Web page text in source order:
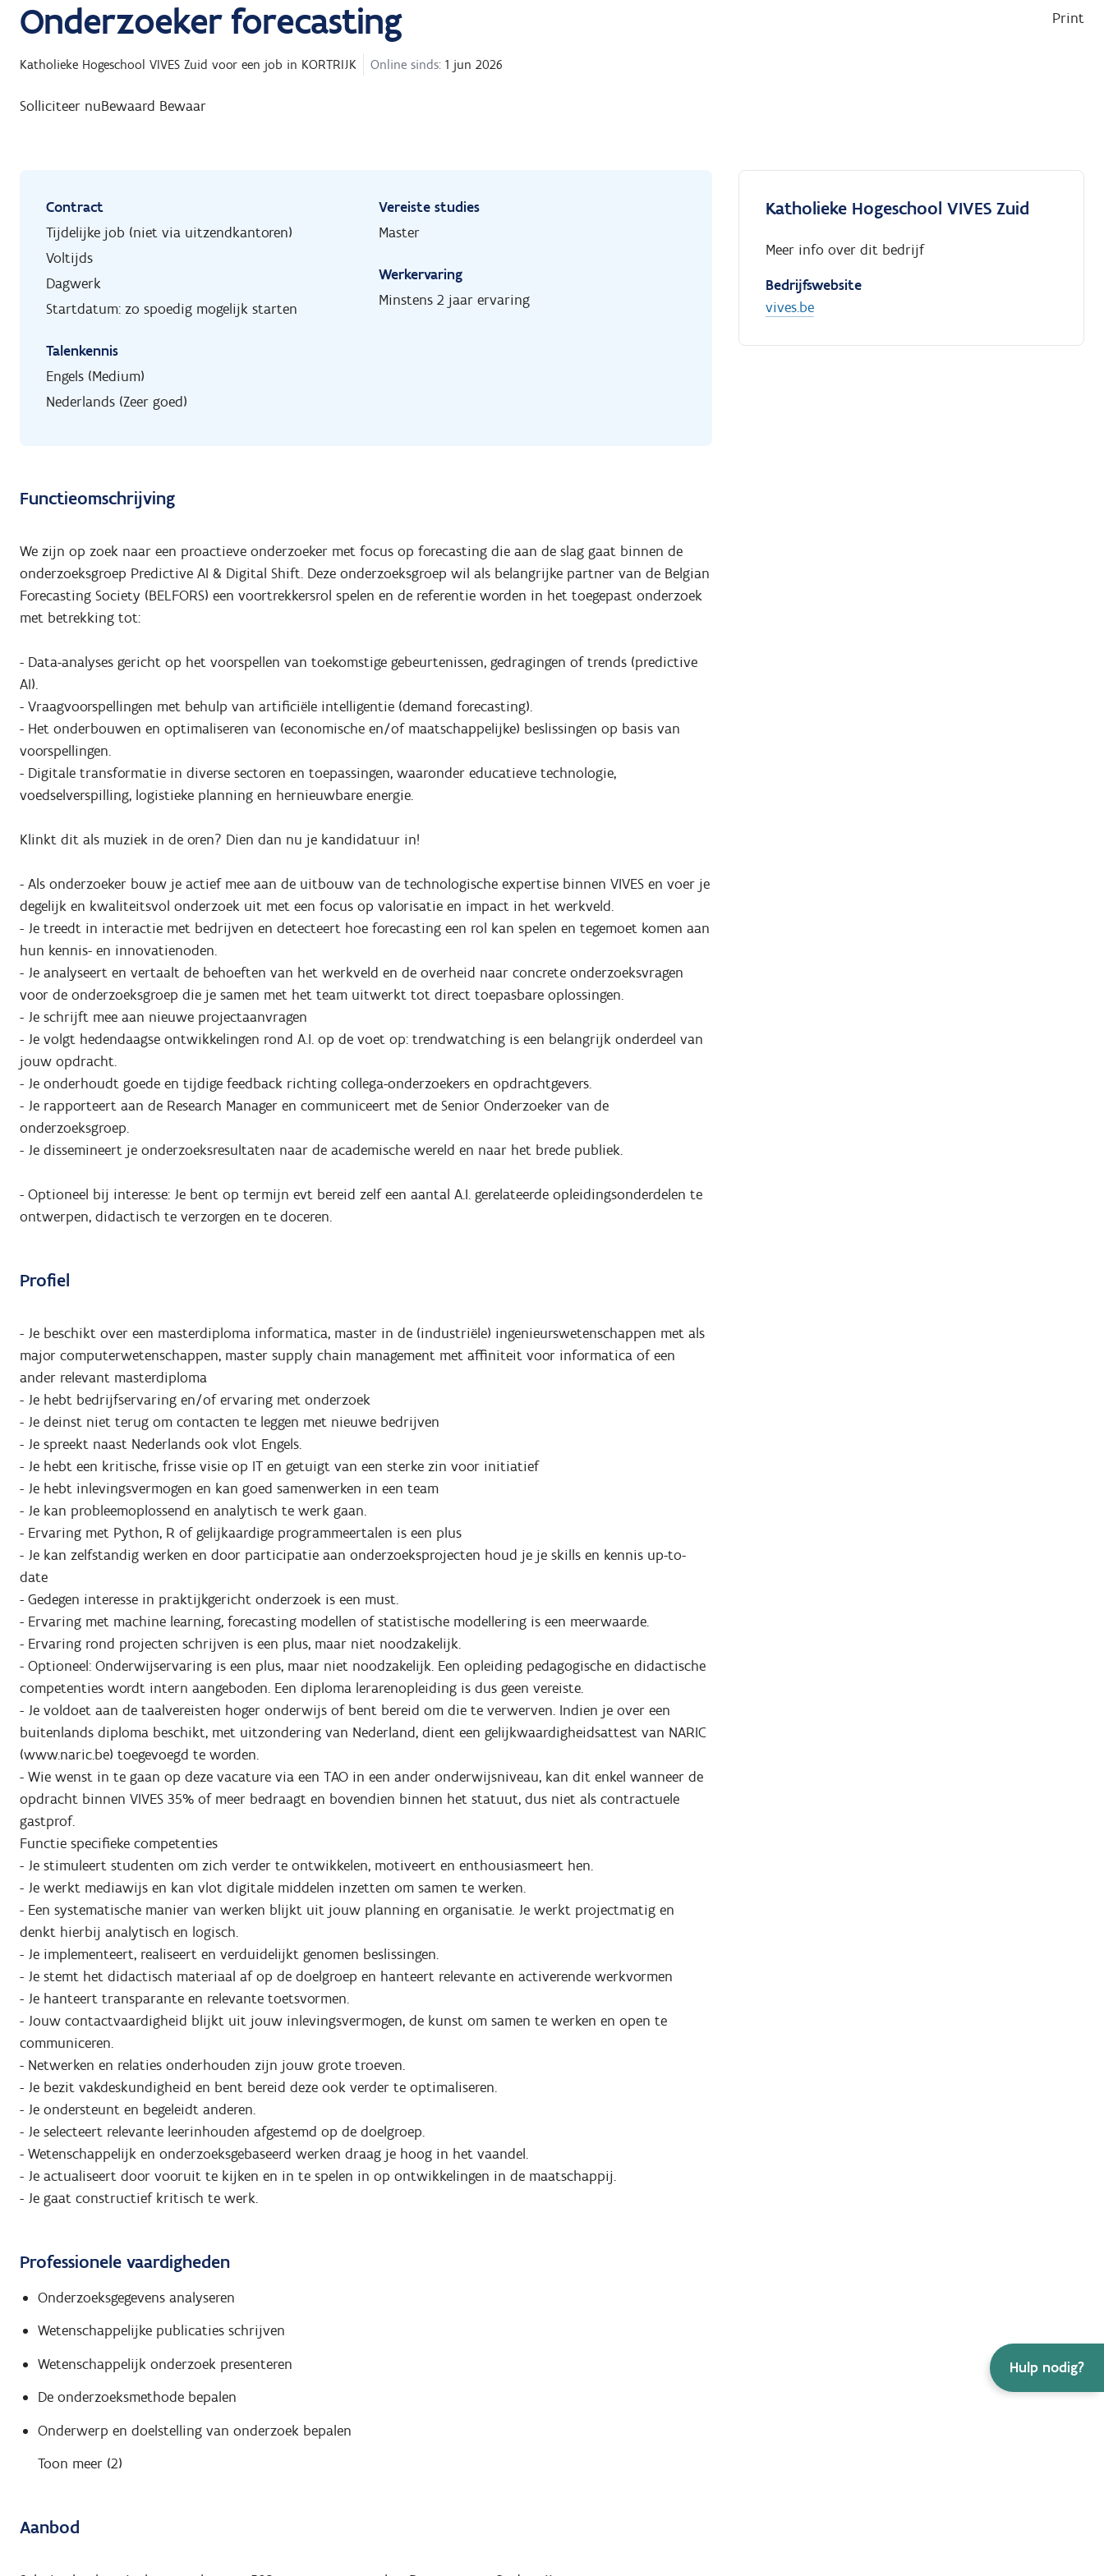
Hulp nodig?
Onderzoeker forecasting Print
Katholieke Hogeschool VIVES Zuid voor een job in KORTRIJK Online sinds: 1 jun 2026
Solliciteer nuBewaard Bewaar
Contract
Tijdelijke job (niet via uitzendkantoren)
Voltijds
Dagwerk
Startdatum: zo spoedig mogelijk starten
Talenkennis
Engels (Medium)
Nederlands (Zeer goed)
Vereiste studies
Master
Werkervaring
Minstens 2 jaar ervaring
Functieomschrijving
We zijn op zoek naar een proactieve onderzoeker met focus op forecasting die aan de slag gaat binnen de
onderzoeksgroep Predictive AI & Digital Shift. Deze onderzoeksgroep wil als belangrijke partner van de Belgian
Forecasting Society (BELFORS) een voortrekkersrol spelen en de referentie worden in het toegepast onderzoek
met betrekking tot:
- Data-analyses gericht op het voorspellen van toekomstige gebeurtenissen, gedragingen of trends (predictive
AI).
- Vraagvoorspellingen met behulp van artificiële intelligentie (demand forecasting).
- Het onderbouwen en optimaliseren van (economische en/of maatschappelijke) beslissingen op basis van
voorspellingen.
- Digitale transformatie in diverse sectoren en toepassingen, waaronder educatieve technologie,
voedselverspilling, logistieke planning en hernieuwbare energie.
Klinkt dit als muziek in de oren? Dien dan nu je kandidatuur in!
- Als onderzoeker bouw je actief mee aan de uitbouw van de technologische expertise binnen VIVES en voer je
degelijk en kwaliteitsvol onderzoek uit met een focus op valorisatie en impact in het werkveld.
- Je treedt in interactie met bedrijven en detecteert hoe forecasting een rol kan spelen en tegemoet komen aan
hun kennis- en innovatienoden.
- Je analyseert en vertaalt de behoeften van het werkveld en de overheid naar concrete onderzoeksvragen
voor de onderzoeksgroep die je samen met het team uitwerkt tot direct toepasbare oplossingen.
- Je schrijft mee aan nieuwe projectaanvragen
- Je volgt hedendaagse ontwikkelingen rond A.I. op de voet op: trendwatching is een belangrijk onderdeel van
jouw opdracht.
- Je onderhoudt goede en tijdige feedback richting collega-onderzoekers en opdrachtgevers.
- Je rapporteert aan de Research Manager en communiceert met de Senior Onderzoeker van de
onderzoeksgroep.
- Je dissemineert je onderzoeksresultaten naar de academische wereld en naar het brede publiek.
- Optioneel bij interesse: Je bent op termijn evt bereid zelf een aantal A.I. gerelateerde opleidingsonderdelen te
ontwerpen, didactisch te verzorgen en te doceren.
Profiel
- Je beschikt over een masterdiploma informatica, master in de (industriële) ingenieurswetenschappen met als
major computerwetenschappen, master supply chain management met affiniteit voor informatica of een
ander relevant masterdiploma
- Je hebt bedrijfservaring en/of ervaring met onderzoek
- Je deinst niet terug om contacten te leggen met nieuwe bedrijven
- Je spreekt naast Nederlands ook vlot Engels.
- Je hebt een kritische, frisse visie op IT en getuigt van een sterke zin voor initiatief
- Je hebt inlevingsvermogen en kan goed samenwerken in een team
- Je kan probleemoplossend en analytisch te werk gaan.
- Ervaring met Python, R of gelijkaardige programmeertalen is een plus
- Je kan zelfstandig werken en door participatie aan onderzoeksprojecten houd je je skills en kennis up-to-
date
- Gedegen interesse in praktijkgericht onderzoek is een must.
- Ervaring met machine learning, forecasting modellen of statistische modellering is een meerwaarde.
- Ervaring rond projecten schrijven is een plus, maar niet noodzakelijk.
- Optioneel: Onderwijservaring is een plus, maar niet noodzakelijk. Een opleiding pedagogische en didactische
competenties wordt intern aangeboden. Een diploma lerarenopleiding is dus geen vereiste.
- ​​Je voldoet aan de taalvereisten hoger onderwijs of bent bereid om die te verwerven. Indien je over een
buitenlands diploma beschikt, met uitzondering van Nederland, dient een gelijkwaardigheidsattest van NARIC
(www.naric.be) toegevoegd te worden.
- Wie wenst in te gaan op deze vacature via een TAO in een ander onderwijsniveau, kan dit enkel wanneer de
opdracht binnen VIVES 35% of meer bedraagt en bovendien binnen het statuut, dus niet als contractuele
gastprof.
Functie specifieke competenties
- Je stimuleert studenten om zich verder te ontwikkelen, motiveert en enthousiasmeert hen.
- Je werkt mediawijs en kan vlot digitale middelen inzetten om samen te werken.
- Een systematische manier van werken blijkt uit jouw planning en organisatie. Je werkt projectmatig en
denkt hierbij analytisch en logisch.
- Je implementeert, realiseert en verduidelijkt genomen beslissingen.
- Je stemt het didactisch materiaal af op de doelgroep en hanteert relevante en activerende werkvormen
- Je hanteert transparante en relevante toetsvormen.
- Jouw contactvaardigheid blijkt uit jouw inlevingsvermogen, de kunst om samen te werken en open te
communiceren.
- Netwerken en relaties onderhouden zijn jouw grote troeven.
- Je bezit vakdeskundigheid en bent bereid deze ook verder te optimaliseren.
- Je ondersteunt en begeleidt anderen.
- Je selecteert relevante leerinhouden afgestemd op de doelgroep.
- Wetenschappelijk en onderzoeksgebaseerd werken draag je hoog in het vaandel.
- Je actualiseert door vooruit te kijken en in te spelen in op ontwikkelingen in de maatschappij.
- Je gaat constructief kritisch te werk.
Professionele vaardigheden
Onderzoeksgegevens analyseren
Wetenschappelijke publicaties schrijven
Wetenschappelijk onderzoek presenteren
De onderzoeksmethode bepalen
Onderwerp en doelstelling van onderzoek bepalen
Toon meer (2)
Aanbod
Katholieke Hogeschool VIVES Zuid
Meer info over dit bedrijf
Bedrijfswebsite
vives.be